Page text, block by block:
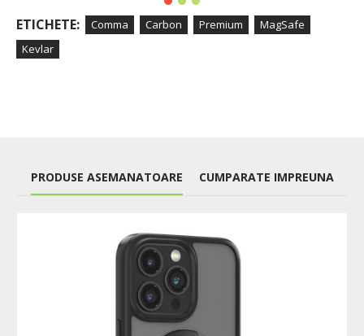
ETICHETE: Comma Carbon Premium
MagSafe
Kevlar
PRODUSE ASEMANATOARE CUMPARATE IMPREUNA